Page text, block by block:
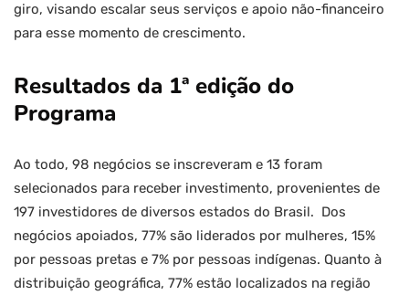
giro, visando escalar seus serviços e apoio não-financeiro
para esse momento de crescimento.
Resultados da 1ª edição do
Programa
Ao todo, 98 negócios se inscreveram e 13 foram
selecionados para receber investimento, provenientes de
197 investidores de diversos estados do Brasil. Dos
negócios apoiados, 77% são liderados por mulheres, 15%
por pessoas pretas e 7% por pessoas indígenas. Quanto à
distribuição geográfica, 77% estão localizados na região